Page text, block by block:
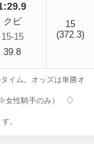
クビ
15-15
39.8
15
(372.3)
イム。オッズは単勝オ
女性騎手のみ）
。